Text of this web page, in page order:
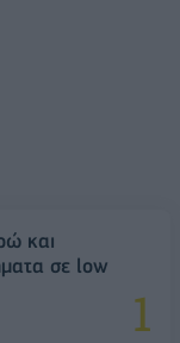
και
σε low